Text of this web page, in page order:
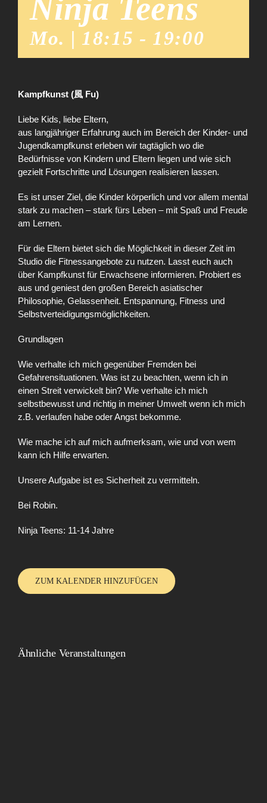
Ninja Teens
Mo. | 18:15 - 19:00
Kampfkunst (風 Fu)
Liebe Kids, liebe Eltern,
aus langjähriger Erfahrung auch im Bereich der Kinder- und
Jugendkampfkunst erleben wir tagtäglich wo die
Bedürfnisse von Kindern und Eltern liegen und wie sich
gezielt Fortschritte und Lösungen realisieren lassen.
Es ist unser Ziel, die Kinder körperlich und vor allem mental
stark zu machen – stark fürs Leben – mit Spaß und Freude
am Lernen.
Für die Eltern bietet sich die Möglichkeit in dieser Zeit im
Studio die Fitnessangebote zu nutzen. Lasst euch auch
über Kampfkunst für Erwachsene informieren. Probiert es
aus und geniest den großen Bereich asiatischer
Philosophie, Gelassenheit. Entspannung, Fitness und
Selbstverteidigungsmöglichkeiten.
Grundlagen
Wie verhalte ich mich gegenüber Fremden bei
Gefahrensituationen. Was ist zu beachten, wenn ich in
einen Streit verwickelt bin? Wie verhalte ich mich
selbstbewusst und richtig in meiner Umwelt wenn ich mich
z.B. verlaufen habe oder Angst bekomme.
Wie mache ich auf mich aufmerksam, wie und von wem
kann ich Hilfe erwarten.
Unsere Aufgabe ist es Sicherheit zu vermitteln.
Bei Robin.
Ninja Teens: 11-14 Jahre
ZUM KALENDER HINZUFÜGEN
Ähnliche Veranstaltungen